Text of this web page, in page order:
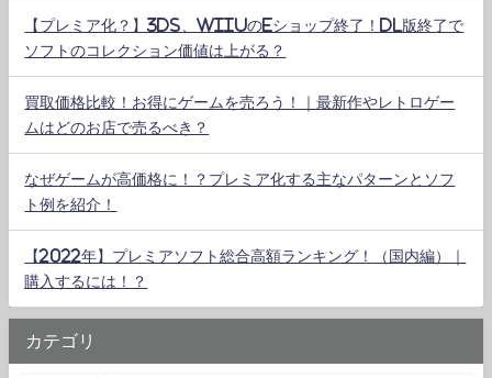
【プレミア化？】3DS、WiiUのeショップ終了！DL版終了で
ソフトのコレクション価値は上がる？
買取価格比較！お得にゲームを売ろう！｜最新作やレトロゲー
ムはどのお店で売るべき？
なぜゲームが高価格に！？プレミア化する主なパターンとソフ
ト例を紹介！
【2022年】プレミアソフト総合高額ランキング！（国内編）｜
購入するには！？
カテゴリ